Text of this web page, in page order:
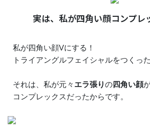
実は、私が四角い顔コンプレ
私が四角い顔Vにする！
トライアングルフェイシャルをつくった
それは、私が元々 エラ張りの四角い顔
コンプレックスだったからです。